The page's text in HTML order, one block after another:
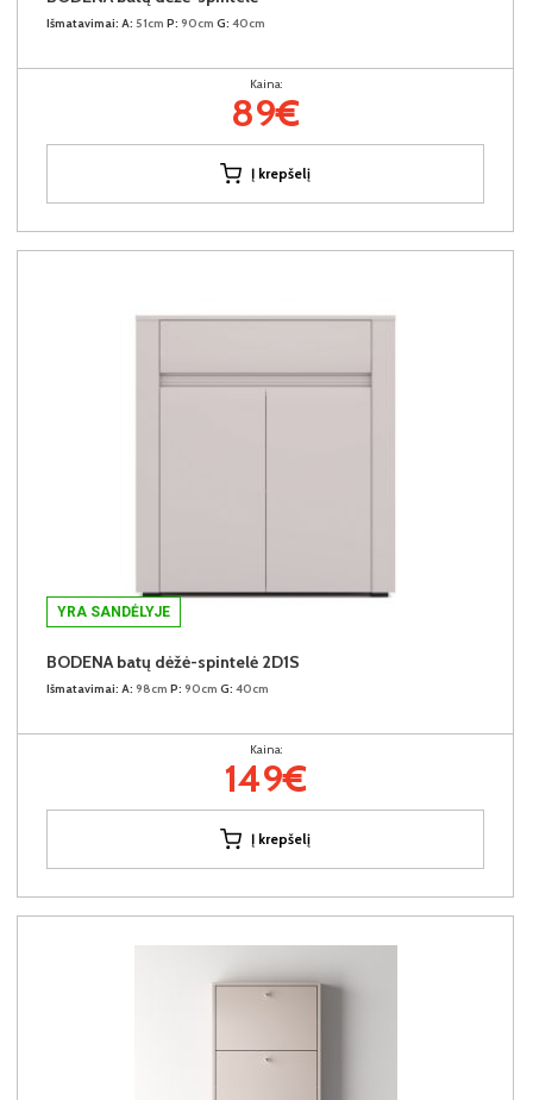
Išmatavimai: A: 51cm P: 90cm G: 40cm
Kaina:
89€
Į krepšelį
YRA SANDĖLYJE
BODENA batų dėžė-spintelė 2D1S
Išmatavimai: A: 98cm P: 90cm G: 40cm
Kaina:
149€
Į krepšelį